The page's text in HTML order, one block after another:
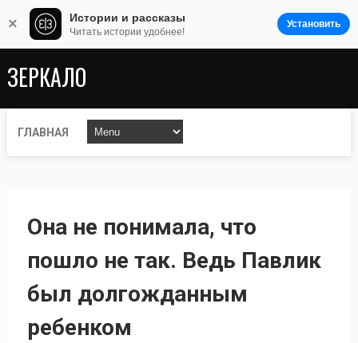
ЗЕРКАЛО
ГЛАВНАЯ
Она не понимала, что
пошло не так. Ведь Павлик
был долгожданным
ребенком
× Истории и рассказы
Читать истории удобнее!
Установить